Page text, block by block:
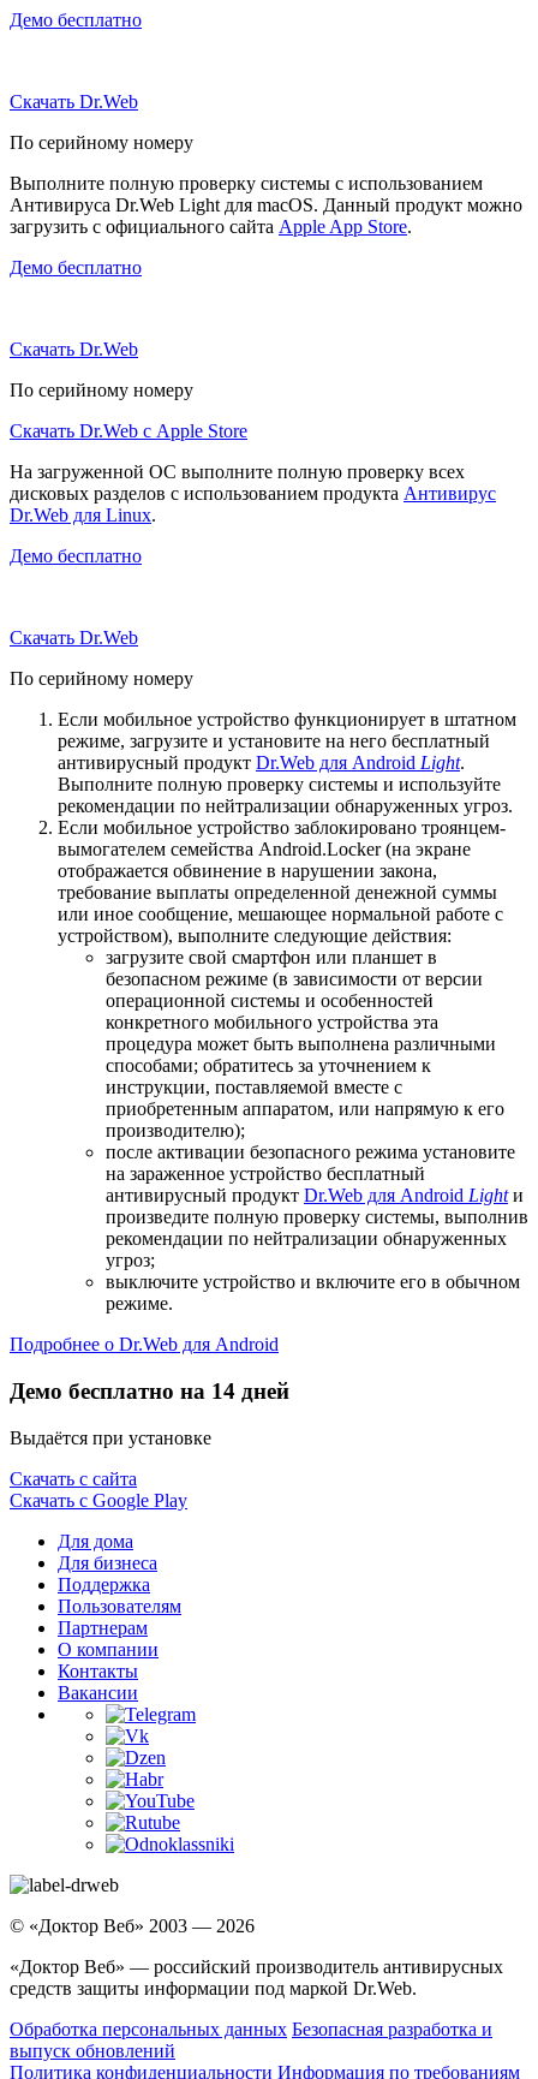
Демо бесплатно
Скачать Dr.Web
По серийному номеру
Выполните полную проверку системы с использованием
Антивируса Dr.Web Light для macOS. Данный продукт можно
загрузить с официального сайта Apple App Store.
Демо бесплатно
Скачать Dr.Web
По серийному номеру
Скачать Dr.Web с Apple Store
На загруженной ОС выполните полную проверку всех
дисковых разделов с использованием продукта Антивирус
Dr.Web для Linux.
Демо бесплатно
Скачать Dr.Web
По серийному номеру
Если мобильное устройство функционирует в штатном
режиме, загрузите и установите на него бесплатный
антивирусный продукт Dr.Web для Android Light.
Выполните полную проверку системы и используйте
рекомендации по нейтрализации обнаруженных угроз.
Если мобильное устройство заблокировано троянцем-
вымогателем семейства Android.Locker (на экране
отображается обвинение в нарушении закона,
требование выплаты определенной денежной суммы
или иное сообщение, мешающее нормальной работе с
устройством), выполните следующие действия:
загрузите свой смартфон или планшет в
безопасном режиме (в зависимости от версии
операционной системы и особенностей
конкретного мобильного устройства эта
процедура может быть выполнена различными
способами; обратитесь за уточнением к
инструкции, поставляемой вместе с
приобретенным аппаратом, или напрямую к его
производителю);
после активации безопасного режима установите
на зараженное устройство бесплатный
антивирусный продукт Dr.Web для Android Lightи
произведите полную проверку системы, выполнив
рекомендации по нейтрализации обнаруженных
угроз;
выключите устройство и включите его в обычном
режиме.
Подробнее о Dr.Web для Android
Демо бесплатно на 14 дней
Выдаётся при установке
Скачать с сайта
Скачать с Google Play
Для дома
Для бизнеса
Поддержка
Пользователям
Партнерам
О компании
Контакты
Вакансии
© «Доктор Веб» 2003 — 2026
«Доктор Веб» — российский производитель антивирусных
средств защиты информации под маркой Dr.Web.
Обработка персональных данных Безопасная разработка и
выпуск обновлений
Политика конфиденциальности Информация по требованиям